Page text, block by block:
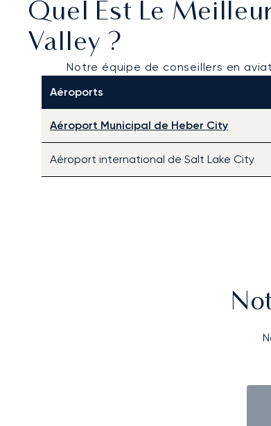
Quel Est Le
Valley ?
Notre équipe de conseillers en
Aéroports
Aéroport Municipal de Heber City
Aéroport international de Salt Lake City